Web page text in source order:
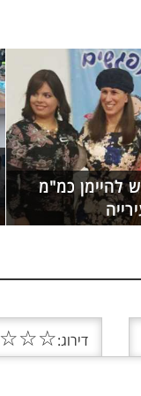
להיימן כמ"מ
דירוג:☆
☆
☆